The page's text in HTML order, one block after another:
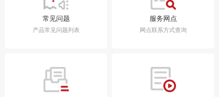
常见问题
产品常见问题列表
服务网点
网点联系方式查询